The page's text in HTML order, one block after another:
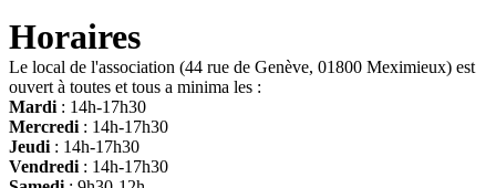
Horaires
Le local de l'association (44 rue de Genève, 01800 Meximieux) est
ouvert à toutes et tous a minima les :
Mardi : 14h-17h30
Mercredi : 14h-17h30
Jeudi : 14h-17h30
Vendredi : 14h-17h30